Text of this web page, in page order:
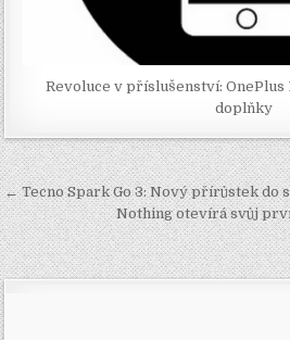
Revoluce v příslušenství: OnePlus
doplňky
Navigace
pro
příspěvek
← Tecno Spark Go 3: Nový přírůstek do
Nothing otevírá svůj